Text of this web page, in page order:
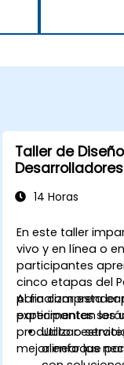
Taller de
14 Horas
En este taller
vivo y en línea o
participantes
cinco etapas del
para comprender
experimentan los
producto o
mejor enfoque
Al finalizar esta
participantes
Utilizar
alinear las